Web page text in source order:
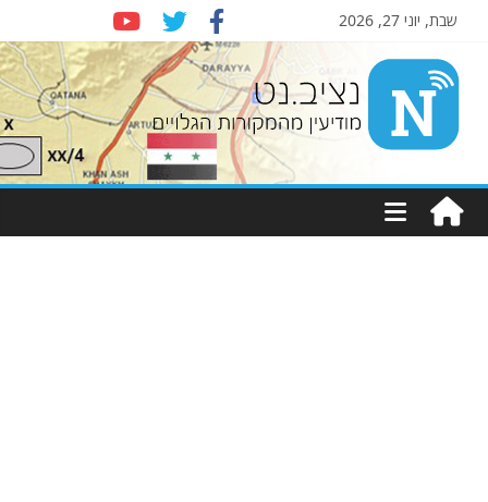
שבת, יוני 27, 2026
Nziv.net
מודיעין
מהמקורות